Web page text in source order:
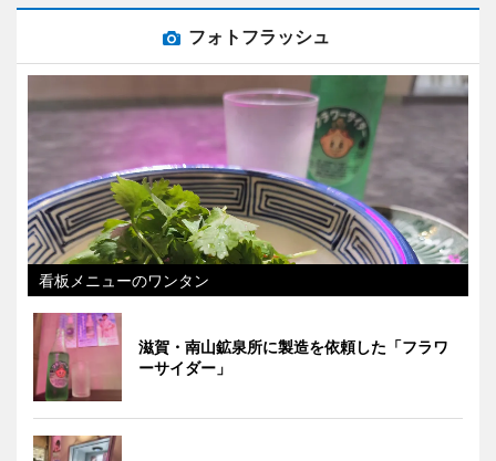
フォトフラッシュ
看板メニューのワンタン
滋賀・南山鉱泉所に製造を依頼した「フラワ
ーサイダー」